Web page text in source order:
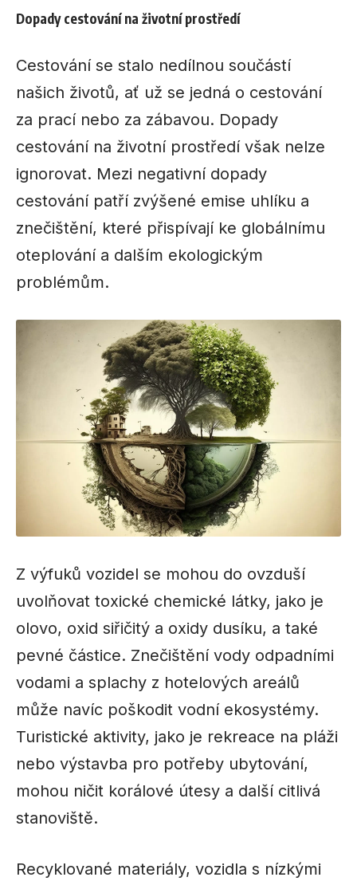
Dopady cestování na životní prostředí
Cestování se stalo nedílnou součástí
našich životů, ať už se jedná o cestování
za prací nebo za zábavou. Dopady
cestování na životní prostředí však nelze
ignorovat. Mezi negativní dopady
cestování patří zvýšené emise uhlíku a
znečištění, které přispívají ke globálnímu
oteplování a dalším ekologickým
problémům.
Z výfuků vozidel se mohou do ovzduší
uvolňovat toxické chemické látky, jako je
olovo, oxid siřičitý a oxidy dusíku, a také
pevné částice. Znečištění vody odpadními
vodami a splachy z hotelových areálů
může navíc poškodit vodní ekosystémy.
Turistické aktivity, jako je rekreace na pláži
nebo výstavba pro potřeby ubytování,
mohou ničit korálové útesy a další citlivá
stanoviště.
Recyklované materiály, vozidla s nízkými